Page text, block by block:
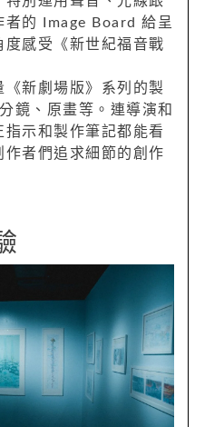
者的 Image Board 給呈
感受《新世紀福音戰
《新劇場版》系列的製
鏡、原畫等。連導演和
示和製作筆記都能看
者們追求細節的創作